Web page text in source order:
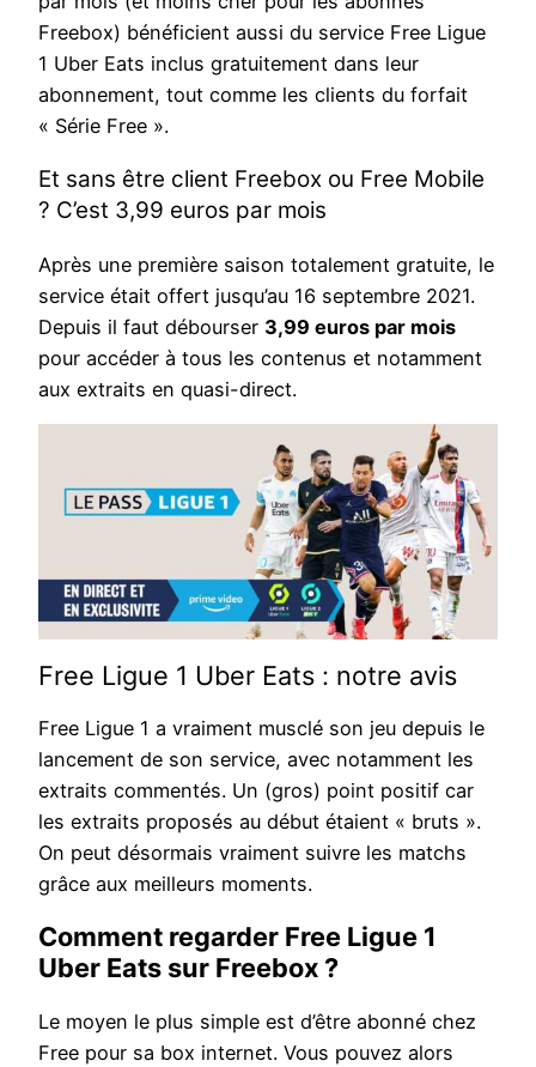
Freebox) bénéficient aussi du service Free Ligue
1 Uber Eats inclus gratuitement dans leur
abonnement, tout comme les clients du forfait
« Série Free ».
Et sans être client Freebox ou Free Mobile
? C’est 3,99 euros par mois
Après une première saison totalement gratuite, le
service était offert jusqu’au 16 septembre 2021.
Depuis il faut débourser 3,99 euros par mois
pour accéder à tous les contenus et notamment
aux extraits en quasi-direct.
Free Ligue 1 Uber Eats : notre avis
Free Ligue 1 a vraiment musclé son jeu depuis le
lancement de son service, avec notamment les
extraits commentés. Un (gros) point positif car
les extraits proposés au début étaient « bruts ».
On peut désormais vraiment suivre les matchs
grâce aux meilleurs moments.
Comment regarder Free Ligue 1
Uber Eats sur Freebox ?
Le moyen le plus simple est d’être abonné chez
Free pour sa box internet. Vous pouvez alors